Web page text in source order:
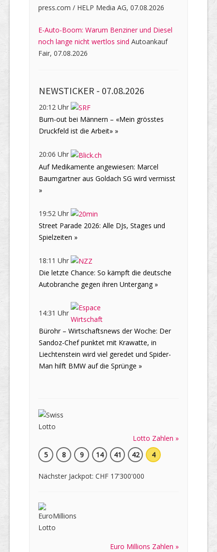
press.com / HELP Media AG, 07.08.2026
E-Auto-Boom: Warum Benziner und Diesel
noch lange nicht wertlos sind Autoankauf
Fair, 07.08.2026
NEWSTICKER - 07.08.2026
20:12 Uhr
Burn-out bei Männern – «Mein grösstes
Druckfeld ist die Arbeit» »
20:06 Uhr
Auf Medikamente angewiesen: Marcel
Baumgartner aus Goldach SG wird vermisst
»
19:52 Uhr
Street Parade 2026: Alle DJs, Stages und
Spielzeiten »
18:11 Uhr
Die letzte Chance: So kämpft die deutsche
Autobranche gegen ihren Untergang »
14:31 Uhr
Bürohr – Wirtschaftsnews der Woche: Der
Sandoz-Chef punktet mit Krawatte, in
Liechtenstein wird viel geredet und Spider-
Man hilft BMW auf die Sprünge »
Lotto Zahlen »
5
8 9 14 41 42 4
Nächster Jackpot: CHF 17'300'000
Euro Millions Zahlen »